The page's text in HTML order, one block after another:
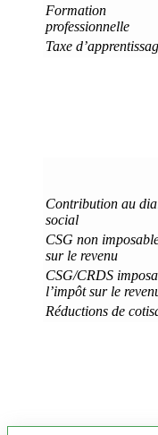
Formation
professionnelle
Taxe
Contribution au
social
CSG non
sur le revenu
CSG/CRDS
l’impôt sur le
Réductions de